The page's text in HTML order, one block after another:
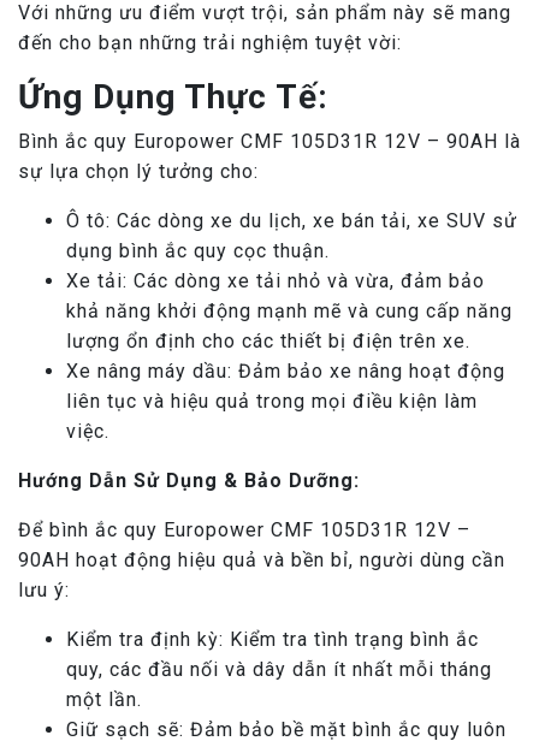
Với những ưu điểm vượt trội, sản phẩm này sẽ mang
đến cho bạn những trải nghiệm tuyệt vời:
Ứng Dụng Thực Tế:
Bình ắc quy Europower CMF 105D31R 12V – 90AH là
sự lựa chọn lý tưởng cho:
Ô tô: Các dòng xe du lịch, xe bán tải, xe SUV sử
dụng bình ắc quy cọc thuận.
Xe tải: Các dòng xe tải nhỏ và vừa, đảm bảo
khả năng khởi động mạnh mẽ và cung cấp năng
lượng ổn định cho các thiết bị điện trên xe.
Xe nâng máy dầu: Đảm bảo xe nâng hoạt động
liên tục và hiệu quả trong mọi điều kiện làm
việc.
Hướng Dẫn Sử Dụng & Bảo Dưỡng:
Để bình ắc quy Europower CMF 105D31R 12V –
90AH hoạt động hiệu quả và bền bỉ, người dùng cần
lưu ý:
Kiểm tra định kỳ: Kiểm tra tình trạng bình ắc
quy, các đầu nối và dây dẫn ít nhất mỗi tháng
một lần.
Giữ sạch sẽ: Đảm bảo bề mặt bình ắc quy luôn